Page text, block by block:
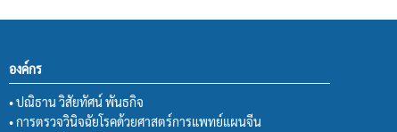
องค์กร
• ปณิธาน วิสัยทัศน์ พันธกิจ
• การตรวจวินิจฉัยโรคด้วยศาสตร์การแพทย์แผนจีน